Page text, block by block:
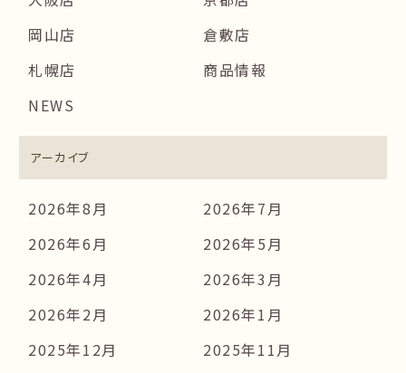
岡山店
倉敷店
札幌店
商品情報
NEWS
アーカイブ
2026年8月
2026年7月
2026年6月
2026年5月
2026年4月
2026年3月
2026年2月
2026年1月
2025年12月
2025年11月